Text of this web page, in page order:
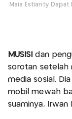
Maia Estianty Dapat
MUSISIdan
sorotan setelah
media sosial.
mobil mewah
suaminya, Irwan